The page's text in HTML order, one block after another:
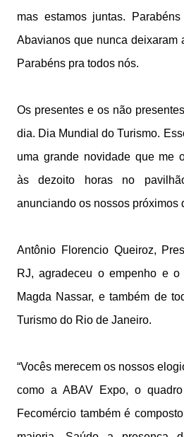
mas estamos juntas.
Abavianos que nunca deixaram
Parabéns pra todos nós.
Os presentes e os não
dia. Dia Mundial do Turismo.
uma grande novidade que me
às dezoito horas no
anunciando os nossos próximos
Antônio Florencio Queiroz,
RJ, agradeceu o empenho e
Magda Nassar, e também de
Turismo do Rio de Janeiro.
“Vocês merecem os nossos
como a ABAV Expo, o
Fecomércio também é